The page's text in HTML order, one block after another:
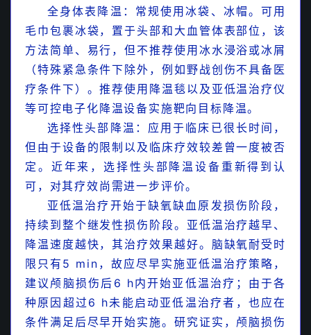
图文详解儿童呼吸系统疾病的X线与CT基本征象及
临床应用（复查）指南
全身体表降温： 常规使用冰袋、冰帽。可用
毛巾包裹冰袋，置于头部和大血管体表部位，该
方法简单、易行，但不推荐使用冰水浸浴或冰屑
（特殊紧急条件下除外，例如野战创伤不具备医
疗条件下）。推荐使用降温毯以及亚低温治疗仪
等可控电子化降温设备实施靶向目标降温。
选择性头部降温：应用于临床已很长时间，
但由于设备的限制以及临床疗效较差曾一度被否
定。近年来，选择性头部降温设备重新得到认
可，对其疗效尚需进一步评价。
亚低温治疗开始于缺氧缺血原发损伤阶段，
持续到整个继发性损伤阶段。亚低温治疗越早、
降温速度越快，其治疗效果越好。脑缺氧耐受时
限只有5 min，故应尽早实施亚低温治疗策略，
建议颅脑损伤后6 h内开始亚低温治疗；由于各
种原因超过6 h未能启动亚低温治疗者，也应在
条件满足后尽早开始实施。研究证实，颅脑损伤